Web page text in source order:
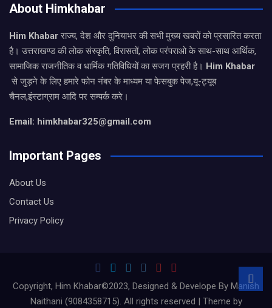
About Himkhabar
Him Khabarराज्य, देश और दुनियाभर की सभी मुख्य खबरों को प्रसारित करता
है। उत्तराखण्ड की लोक संस्कृति, विरासतों, लोक परंपराओ के साथ-साथ आर्थिक,
सामाजिक राजनीतिक व धार्मिक गतिविधियों का सजग प्रहरी है। Him Khabar
से जुड़ने के लिए हमारे फोन नंबर के माध्यम या फेसबुक पेज,यू-ट्यूब
चैनल,इंस्टाग्राम आदि पर सम्पर्क करे।
Email: himkhabar325@gmail.com
Important Pages
About Us
Contact Us
Privacy Policy
Copyright, Him Khabar©2023, Designed & Develope By Manish
Naithani (9084358715). All rights reserved | Theme by